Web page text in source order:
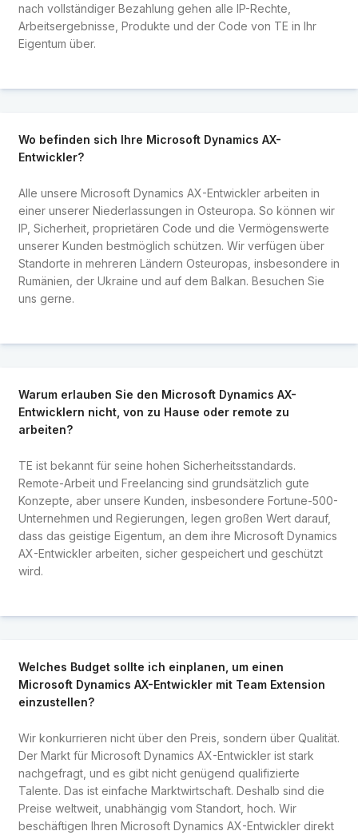
nach vollständiger Bezahlung gehen alle IP-Rechte,
Arbeitsergebnisse, Produkte und der Code von TE in Ihr
Eigentum über.
Wo befinden sich Ihre Microsoft Dynamics AX-
Entwickler?
Alle unsere Microsoft Dynamics AX-Entwickler arbeiten in
einer unserer Niederlassungen in Osteuropa. So können wir
IP, Sicherheit, proprietären Code und die Vermögenswerte
unserer Kunden bestmöglich schützen. Wir verfügen über
Standorte in mehreren Ländern Osteuropas, insbesondere in
Rumänien, der Ukraine und auf dem Balkan. Besuchen Sie
uns gerne.
Warum erlauben Sie den Microsoft Dynamics AX-
Entwicklern nicht, von zu Hause oder remote zu
arbeiten?
TE ist bekannt für seine hohen Sicherheitsstandards.
Remote-Arbeit und Freelancing sind grundsätzlich gute
Konzepte, aber unsere Kunden, insbesondere Fortune-500-
Unternehmen und Regierungen, legen großen Wert darauf,
dass das geistige Eigentum, an dem ihre Microsoft Dynamics
AX-Entwickler arbeiten, sicher gespeichert und geschützt
wird.
Welches Budget sollte ich einplanen, um einen
Microsoft Dynamics AX-Entwickler mit Team Extension
einzustellen?
Wir konkurrieren nicht über den Preis, sondern über Qualität.
Der Markt für Microsoft Dynamics AX-Entwickler ist stark
nachgefragt, und es gibt nicht genügend qualifizierte
Talente. Das ist einfache Marktwirtschaft. Deshalb sind die
Preise weltweit, unabhängig vom Standort, hoch. Wir
beschäftigen Ihren Microsoft Dynamics AX-Entwickler direkt